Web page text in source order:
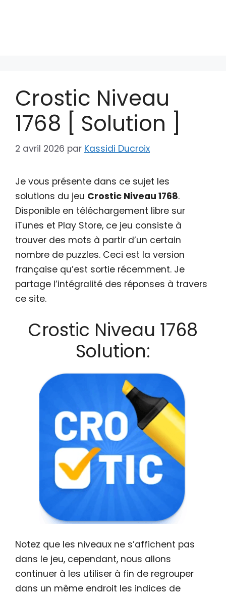
Crostic Niveau
1768 [ Solution ]
2 avril 2026 par Kassidi Ducroix
Je vous présente dans ce sujet les
solutions du jeu Crostic Niveau 1768.
Disponible en téléchargement libre sur
iTunes et Play Store, ce jeu consiste à
trouver des mots à partir d’un certain
nombre de puzzles. Ceci est la version
française qu’est sortie récemment. Je
partage l’intégralité des réponses à travers
ce site.
Crostic Niveau 1768
Solution:
Notez que les niveaux ne s’affichent pas
dans le jeu, cependant, nous allons
continuer à les utiliser à fin de regrouper
dans un même endroit les indices de